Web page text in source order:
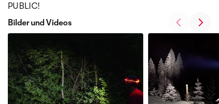
PUBLIC!
Bilder und Videos